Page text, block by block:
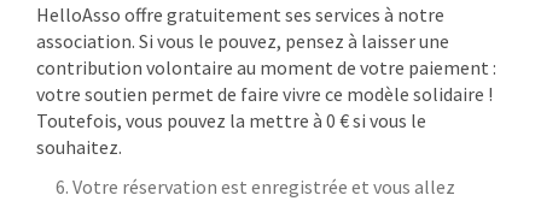
HelloAsso offre gratuitement ses services à notre
association. Si vous le pouvez, pensez à laisser une
contribution volontaire au moment de votre paiement :
votre soutien permet de faire vivre ce modèle solidaire !
Toutefois, vous pouvez la mettre à 0 € si vous le
souhaitez.
Votre réservation est enregistrée et vous allez